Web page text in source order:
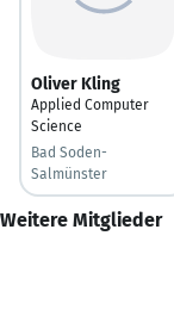
Oliver Kling
Applied Computer
Science
Bad Soden-
Salmünster
Weitere Mitglieder